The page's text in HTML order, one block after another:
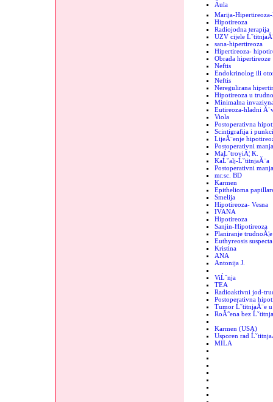
Ăula
Marija-
Hipotireoza
Radiojodna terapija
UZV cijele
sana-hipertireoza
Hipertireoza-
Obrada hipertireoze
Neftis
Endokrinolog ili
Neftis
Neregulirana
Hipotireoza u
Minimalna
Eutireoza-hladni
Viola
Postoperativna
Scintigrafija i
LijeĂ¨enje
Postoperativni
MaĹˇtroviĂ¦ K.
KaĹˇalj-ĹˇtitnjaĂ¨a
Postoperativni
mr.sc. BD
Karmen
Epithelioma
Smelija
Hipotireoza- Vesna
IVANA
Hipotireoza
Sanjin-Hipotireoza
Planiranje trudnoĂ¦e
Euthyreosis suspecta
Kristina
ANA
Antonija J.
ViĹˇnja
TEA
Radioaktivni jod-
Postoperativna
Tumor ĹˇtitnjaĂ¨e
RoĂ°ena bez
Karmen (USA)
Usporen rad
MILA